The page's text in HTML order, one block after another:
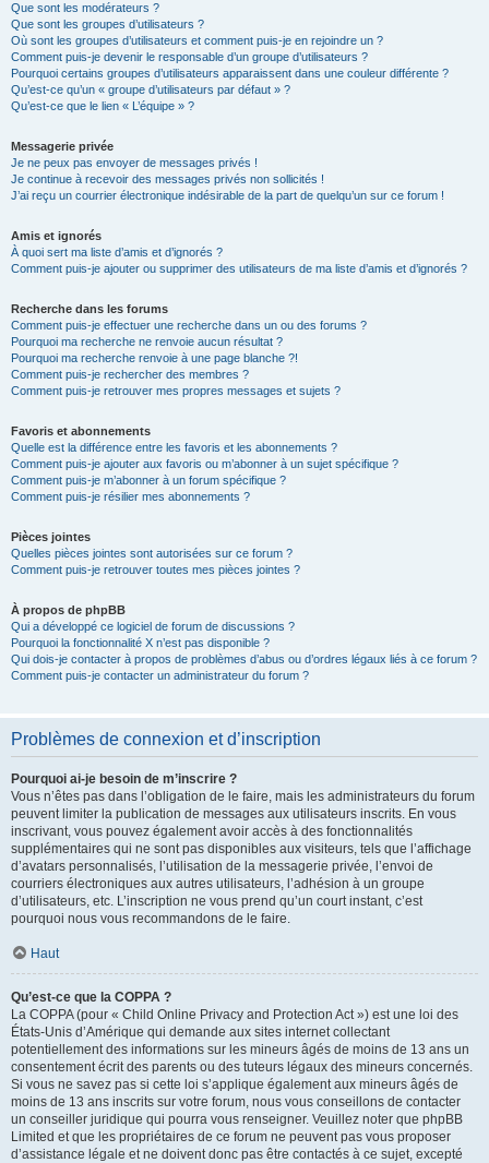
Que sont les modérateurs ?
Que sont les groupes d’utilisateurs ?
Où sont les groupes d’utilisateurs et comment puis-je en rejoindre un ?
Comment puis-je devenir le responsable d’un groupe d’utilisateurs ?
Pourquoi certains groupes d’utilisateurs apparaissent dans une couleur différente ?
Qu’est-ce qu’un « groupe d’utilisateurs par défaut » ?
Qu’est-ce que le lien « L’équipe » ?
Messagerie privée
Je ne peux pas envoyer de messages privés !
Je continue à recevoir des messages privés non sollicités !
J’ai reçu un courrier électronique indésirable de la part de quelqu’un sur ce forum !
Amis et ignorés
À quoi sert ma liste d’amis et d’ignorés ?
Comment puis-je ajouter ou supprimer des utilisateurs de ma liste d’amis et d’ignorés ?
Recherche dans les forums
Comment puis-je effectuer une recherche dans un ou des forums ?
Pourquoi ma recherche ne renvoie aucun résultat ?
Pourquoi ma recherche renvoie à une page blanche ?!
Comment puis-je rechercher des membres ?
Comment puis-je retrouver mes propres messages et sujets ?
Favoris et abonnements
Quelle est la différence entre les favoris et les abonnements ?
Comment puis-je ajouter aux favoris ou m’abonner à un sujet spécifique ?
Comment puis-je m’abonner à un forum spécifique ?
Comment puis-je résilier mes abonnements ?
Pièces jointes
Quelles pièces jointes sont autorisées sur ce forum ?
Comment puis-je retrouver toutes mes pièces jointes ?
À propos de phpBB
Qui a développé ce logiciel de forum de discussions ?
Pourquoi la fonctionnalité X n’est pas disponible ?
Qui dois-je contacter à propos de problèmes d’abus ou d’ordres légaux liés à ce forum ?
Comment puis-je contacter un administrateur du forum ?
Problèmes de connexion et d’inscription
Pourquoi ai-je besoin de m’inscrire ?
Vous n’êtes pas dans l’obligation de le faire, mais les administrateurs du forum
peuvent limiter la publication de messages aux utilisateurs inscrits. En vous
inscrivant, vous pouvez également avoir accès à des fonctionnalités
supplémentaires qui ne sont pas disponibles aux visiteurs, tels que l’affichage
d’avatars personnalisés, l’utilisation de la messagerie privée, l’envoi de
courriers électroniques aux autres utilisateurs, l’adhésion à un groupe
d’utilisateurs, etc. L’inscription ne vous prend qu’un court instant, c’est
pourquoi nous vous recommandons de le faire.
Haut
Qu’est-ce que la COPPA ?
La COPPA (pour « Child Online Privacy and Protection Act ») est une loi des
États-Unis d’Amérique qui demande aux sites internet collectant
potentiellement des informations sur les mineurs âgés de moins de 13 ans un
consentement écrit des parents ou des tuteurs légaux des mineurs concernés.
Si vous ne savez pas si cette loi s’applique également aux mineurs âgés de
moins de 13 ans inscrits sur votre forum, nous vous conseillons de contacter
un conseiller juridique qui pourra vous renseigner. Veuillez noter que phpBB
Limited et que les propriétaires de ce forum ne peuvent pas vous proposer
d’assistance légale et ne doivent donc pas être contactés à ce sujet, excepté